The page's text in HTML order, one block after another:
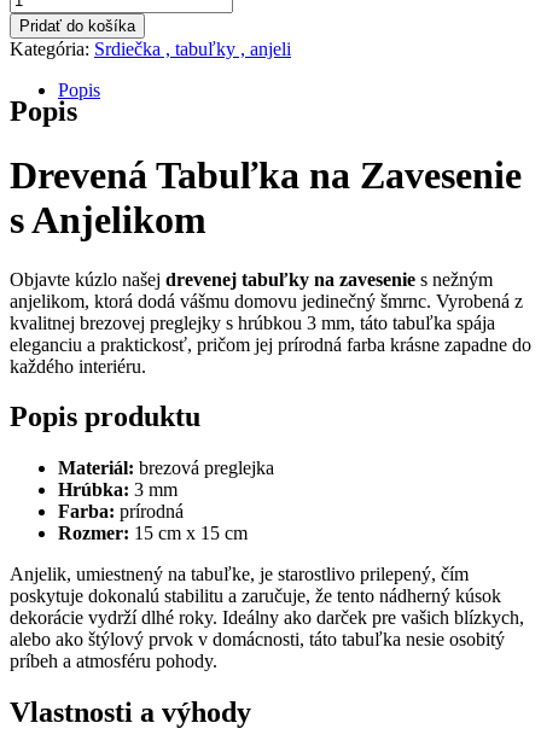
Pridať do košíka
Kategória: Srdiečka , tabuľky , anjeli
Popis
Popis
Drevená Tabuľka na Zavesenie
s Anjelikom
Objavte kúzlo našej drevenej tabuľky na zavesenie s nežným
anjelikom, ktorá dodá vášmu domovu jedinečný šmrnc. Vyrobená z
kvalitnej brezovej preglejky s hrúbkou 3 mm, táto tabuľka spája
eleganciu a praktickosť, pričom jej prírodná farba krásne zapadne do
každého interiéru.
Popis produktu
Materiál: brezová preglejka
Hrúbka: 3 mm
Farba: prírodná
Rozmer: 15 cm x 15 cm
Anjelik, umiestnený na tabuľke, je starostlivo prilepený, čím
poskytuje dokonalú stabilitu a zaručuje, že tento nádherný kúsok
dekorácie vydrží dlhé roky. Ideálny ako darček pre vašich blízkych,
alebo ako štýlový prvok v domácnosti, táto tabuľka nesie osobitý
príbeh a atmosféru pohody.
Vlastnosti a výhody